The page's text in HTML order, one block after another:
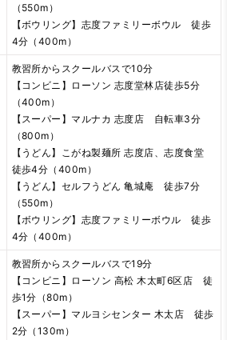
（550m）
【ボウリング】志度ファミリーボウル 徒歩
4分（400m）
教習所からスクールバスで10分
【コンビニ】ローソン 志度堂林店徒歩5分
（400m）
【スーパー】マルナカ 志度店 自転車3分
（800m）
【うどん】こがね製麺所 志度店、志度食堂
徒歩4分（400m）
【うどん】セルフうどん 亀城庵 徒歩7分
（550m）
【ボウリング】志度ファミリーボウル 徒歩
4分（400m）
教習所からスクールバスで19分
【コンビニ】ローソン 高松 木太町6区店 徒
歩1分（80m）
【スーパー】マルヨシセンター 木太店 徒歩
2分（130m）